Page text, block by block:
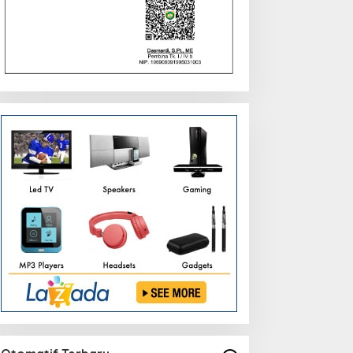
Kriminalitas Jalanan,
Geng Motor
Dari Beasiswa Hingga
Jaminan Kesehatan, Bupati
M. Syukur: Prioritaskan
Warga Kurang Mampu